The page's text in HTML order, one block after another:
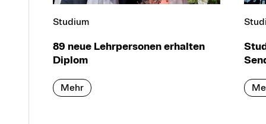
Studium
89 neue Lehrpersonen erhalten
Diplom
Mehr